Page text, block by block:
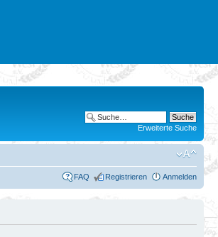
Erweiterte Suche
FAQ Registrieren Anmelden